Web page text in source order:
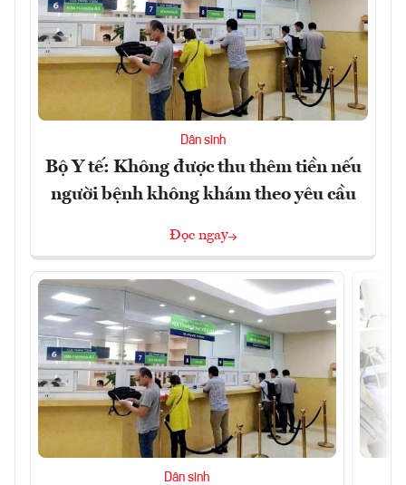
Dân sinh
Bộ Y tế: Không được thu thêm tiền nếu
người bệnh không khám theo yêu cầu
Đọc ngay
Dân sinh